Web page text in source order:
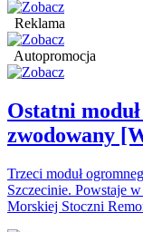
Reklama
Autopromocja
Ostatni
zwodowany
Trzeci moduł
Szczecinie. Powstaje
Morskiej Stoczni